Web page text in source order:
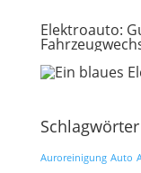
Elektroauto:
Schlagwörter
Auroreinigung Auto